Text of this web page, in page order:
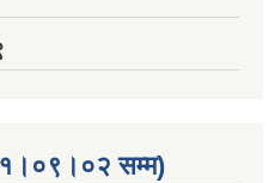
सम्म)